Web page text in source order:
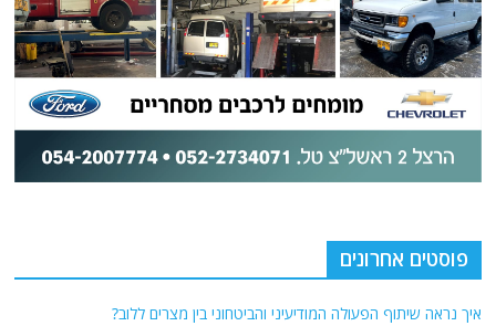
פוסטים אחרונים
איך נראה שיתוף הפעולה המודיעיני והביטחוני בין מצרים ללוב?